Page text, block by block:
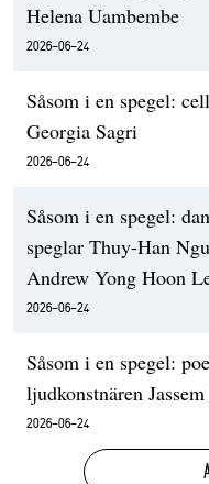
Helena Uambembe
2026-06-24
Såsom i en spegel:
Georgia Sagri
2026-06-24
Såsom i en spegel:
speglar Thuy-Han
Andrew Yong Hoon
2026-06-24
Såsom i en spegel:
ljudkonstnären
2026-06-24